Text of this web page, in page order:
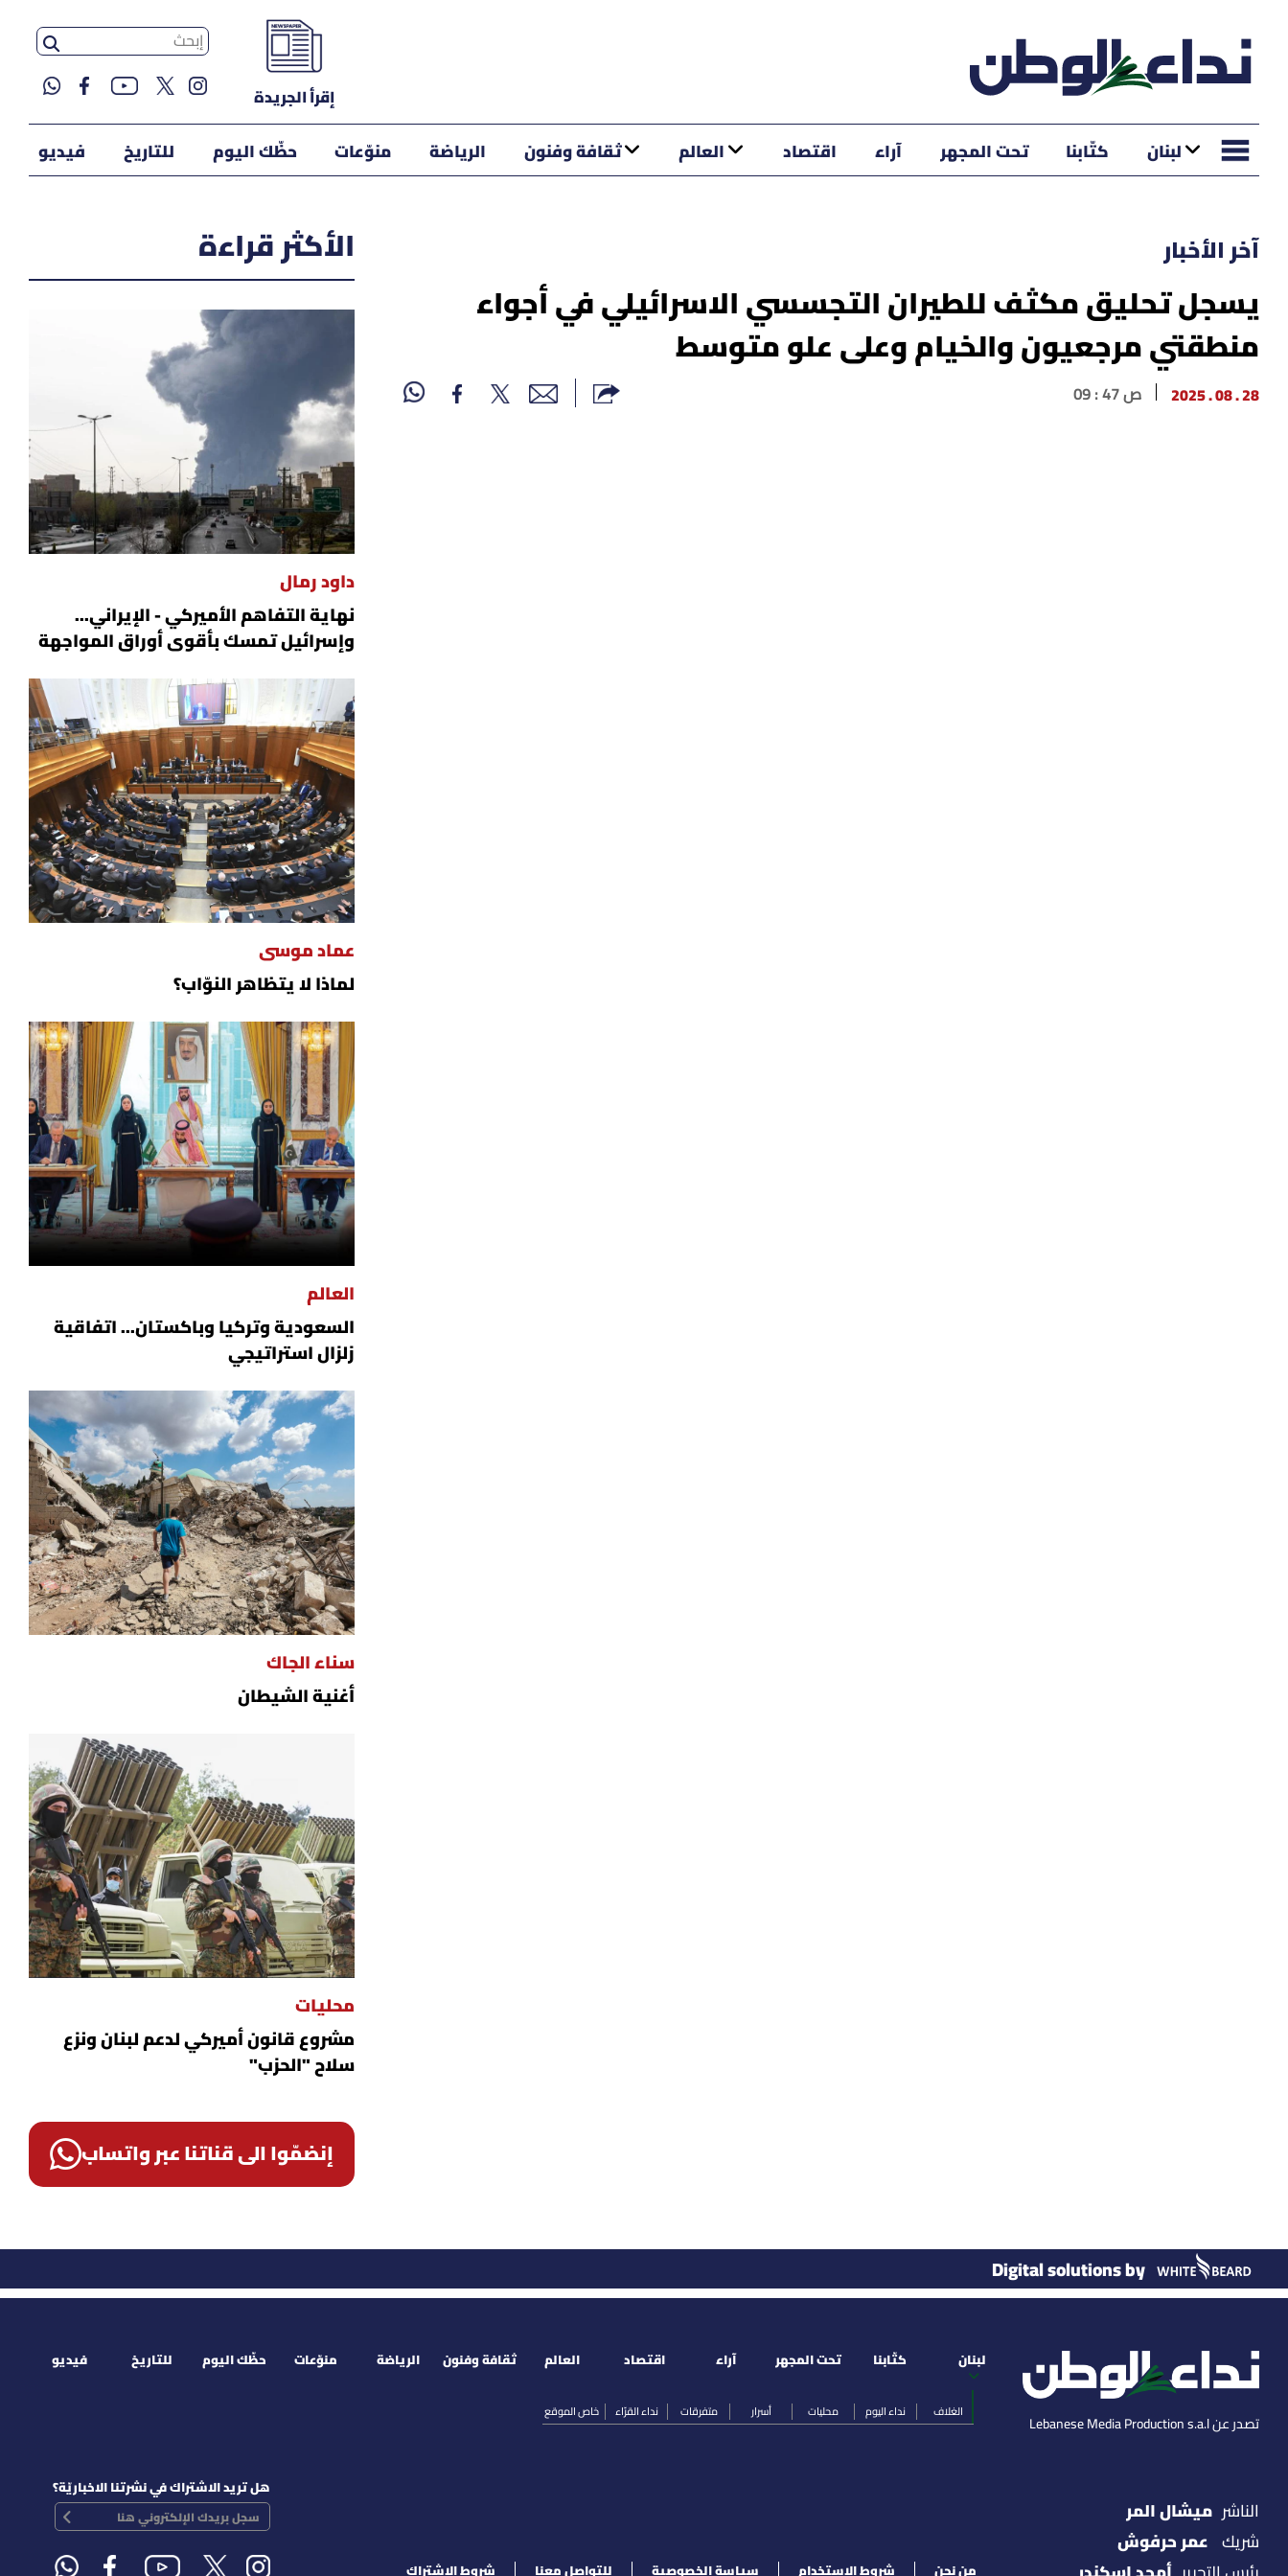
إقرأ الجريدة
لبنان كتّابنا تحت المجهر آراء اقتصاد العالم ثقافة وفنون الرياضة منوّعات حظّك اليوم للتاريخ فيديو
آخر الأخبار
يسجل تحليق مكثف للطيران التجسسي الاسرائيلي في أجواء
منطقتي مرجعيون والخيام وعلى علو متوسط
28 . 08 . 2025 09 : 47 ص
الأكثر قراءة
داود رمال
نهاية التفاهم الأميركي - الإيراني...
وإسرائيل تمسك بأقوى أوراق المواجهة
عماد موسى
لماذا لا يتظاهر النوّاب؟
العالم
السعودية وتركيا وباكستان... اتفاقية
زلزال استراتيجي
سناء الجاك
أغنية الشيطان
محليات
مشروع قانون أميركي لدعم لبنان ونزع
سلاح "الحزب"
إنضمّوا الى قناتنا عبر واتساب
Digital solutions by
تصدر عن Lebanese Media Production s.a.l
لبنان
الغلاف نداء اليوم محليات أسرار متفرقات نداء القرّاء خاص الموقع
كتّابنا تحت المجهر آراء اقتصاد العالم ثقافة وفنون الرياضة منوّعات حظّك اليوم للتاريخ فيديو
الناشر ميشال المر
شريك عمر حرفوش
من نحن شروط الإستخدام سياسة الخصوصية للتواصل معنا شروط الإشتراك
هل تريد الاشتراك في نشرتنا الاخباريّة؟